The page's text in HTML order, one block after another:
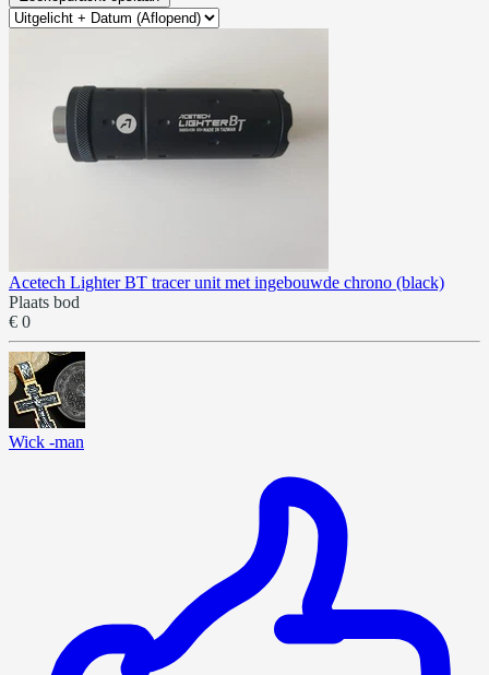
Acetech Lighter BT tracer unit met ingebouwde chrono (black)
Plaats bod
€ 0
Wick -man